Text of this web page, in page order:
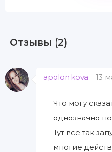
Отзывы (2)
apolonikova 13
Что могу
однозначно
Тут все так
многие